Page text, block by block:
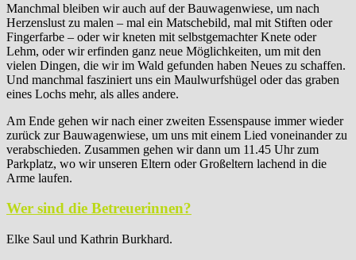
Manchmal bleiben wir auch auf der Bauwagenwiese, um nach
Herzenslust zu malen – mal ein Matschebild, mal mit Stiften oder
Fingerfarbe – oder wir kneten mit selbstgemachter Knete oder
Lehm, oder wir erfinden ganz neue Möglichkeiten, um mit den
vielen Dingen, die wir im Wald gefunden haben Neues zu schaffen.
Und manchmal fasziniert uns ein Maulwurfshügel oder das graben
eines Lochs mehr, als alles andere.
Am Ende gehen wir nach einer zweiten Essenspause immer wieder
zurück zur Bauwagenwiese, um uns mit einem Lied voneinander zu
verabschieden. Zusammen gehen wir dann um 11.45 Uhr zum
Parkplatz, wo wir unseren Eltern oder Großeltern lachend in die
Arme laufen.
Wer sind die Betreuerinnen?
Elke Saul und Kathrin Burkhard.